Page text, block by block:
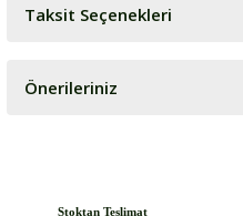
Bu ürüne ilk
Taksit Seçenekleri
Önerileriniz
Stoktan Teslimat